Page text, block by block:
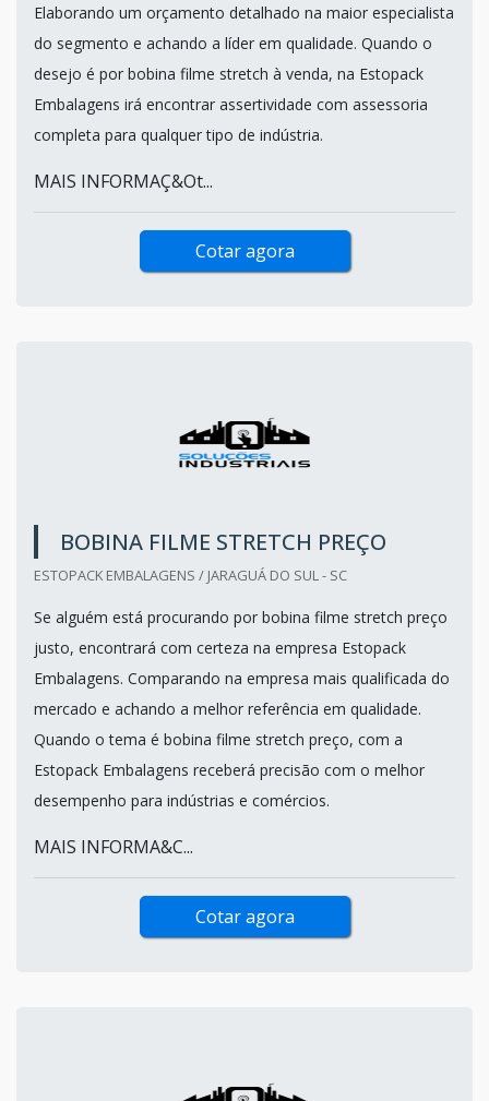
Elaborando um orçamento detalhado na maior especialista
do segmento e achando a líder em qualidade. Quando o
desejo é por bobina filme stretch à venda, na Estopack
Embalagens irá encontrar assertividade com assessoria
completa para qualquer tipo de indústria.
MAIS INFORMAÇ&Ot...
Cotar agora
BOBINA FILME STRETCH PREÇO
ESTOPACK EMBALAGENS / JARAGUÁ DO SUL - SC
Se alguém está procurando por bobina filme stretch preço
justo, encontrará com certeza na empresa Estopack
Embalagens. Comparando na empresa mais qualificada do
mercado e achando a melhor referência em qualidade.
Quando o tema é bobina filme stretch preço, com a
Estopack Embalagens receberá precisão com o melhor
desempenho para indústrias e comércios.
MAIS INFORMA&C...
Cotar agora